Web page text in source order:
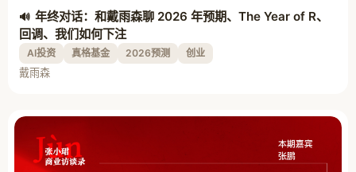
年终对话：和戴雨森聊 2026 年预期、The Year of R、
回调、我们如何下注
AI投资 真格基金 2026预测 创业
戴雨森